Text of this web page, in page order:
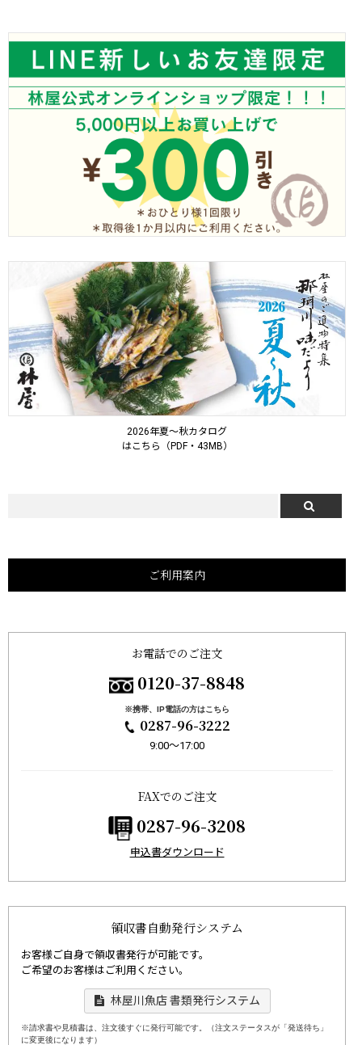
2026年夏～秋カタログ
はこちら（PDF・43MB）
ご利用案内
お電話でのご注文
0120-37-8848
※携帯、IP電話の方はこちら
0287-96-3222
9:00〜17:00
FAXでのご注文
0287-96-3208
申込書ダウンロード
領収書自動発行システム
お客様ご自身で領収書発行が可能です。
ご希望のお客様はご利用ください。
林屋川魚店 書類発行システム
※請求書や見積書は、注文後すぐに発行可能です。（注文ステータスが「発送待ち」
に変更後になります）